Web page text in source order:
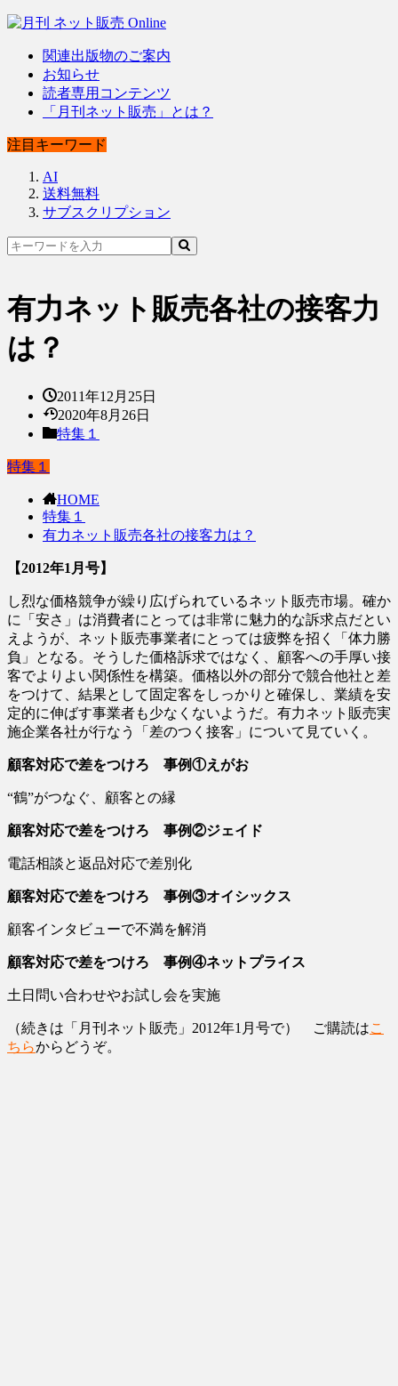
関連出版物のご案内
お知らせ
読者専用コンテンツ
「月刊ネット販売」とは？
注目キーワード
AI
送料無料
サブスクリプション
有力ネット販売各社の接客力
は？
2011年12月25日
2020年8月26日
特集１
特集１
HOME
特集１
有力ネット販売各社の接客力は？
【2012年1月号】
し烈な価格競争が繰り広げられているネット販売市場。確か
に「安さ」は消費者にとっては非常に魅力的な訴求点だとい
えようが、ネット販売事業者にとっては疲弊を招く「体力勝
負」となる。そうした価格訴求ではなく、顧客への手厚い接
客でよりよい関係性を構築。価格以外の部分で競合他社と差
をつけて、結果として固定客をしっかりと確保し、業績を安
定的に伸ばす事業者も少なくないようだ。有力ネット販売実
施企業各社が行なう「差のつく接客」について見ていく。
顧客対応で差をつけろ 事例①えがお
“鶴”がつなぐ、顧客との縁
顧客対応で差をつけろ 事例②ジェイド
電話相談と返品対応で差別化
顧客対応で差をつけろ 事例③オイシックス
顧客インタビューで不満を解消
顧客対応で差をつけろ 事例④ネットプライス
土日問い合わせやお試し会を実施
（続きは「月刊ネット販売」2012年1月号で） ご購読はこ
ちらからどうぞ。